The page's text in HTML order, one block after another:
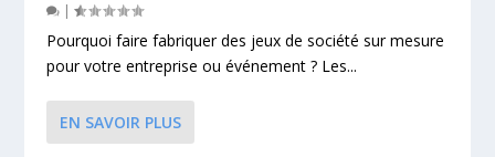
|
Pourquoi faire fabriquer des jeux de société sur mesure
pour votre entreprise ou événement ? Les...
EN SAVOIR PLUS